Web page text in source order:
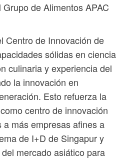
de Alimentos APAC
Centro de Innovación de
sólidas en ciencia
culinaria y experiencia del
la innovación en
Esto refuerza la
centro de innovación
más empresas afines a
de I+D de Singapur y
mercado asiático para